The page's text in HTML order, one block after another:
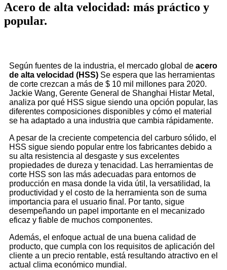
Acero de alta velocidad: más práctico y
popular.
Según fuentes de la industria, el mercado global de acero
de alta velocidad (HSS) Se espera que las herramientas
de corte crezcan a más de $ 10 mil millones para 2020.
Jackie Wang, Gerente General de Shanghai Histar Metal,
analiza por qué HSS sigue siendo una opción popular, las
diferentes composiciones disponibles y cómo el material
se ha adaptado a una industria que cambia rápidamente.
A pesar de la creciente competencia del carburo sólido, el
HSS sigue siendo popular entre los fabricantes debido a
su alta resistencia al desgaste y sus excelentes
propiedades de dureza y tenacidad. Las herramientas de
corte HSS son las más adecuadas para entornos de
producción en masa donde la vida útil, la versatilidad, la
productividad y el costo de la herramienta son de suma
importancia para el usuario final. Por tanto, sigue
desempeñando un papel importante en el mecanizado
eficaz y fiable de muchos componentes.
Además, el enfoque actual de una buena calidad de
producto, que cumpla con los requisitos de aplicación del
cliente a un precio rentable, está resultando atractivo en el
actual clima económico mundial.